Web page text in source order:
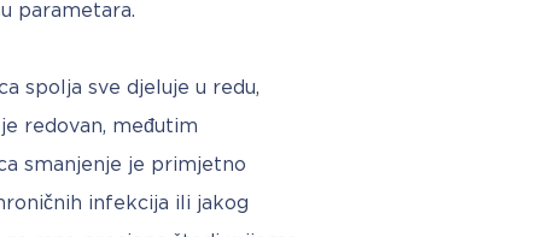
parametara.
spolja sve djeluje u redu,
redovan, međutim
smanjenje je primjetno
infekcija ili jakog